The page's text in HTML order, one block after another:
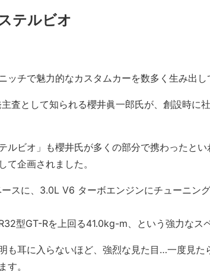
テルビオ
ッチで魅力的なカスタムカーを数多く生み出し
査として知られる櫻井眞一郎氏が、創設時に
ルビオ」も櫻井氏が多くの部分で携わったと
て企画されました。
スに、3.0L V6 ターボエンジンにチューニン
型GT-Rを上回る41.0kg-m、という強力なス
も耳に入らないほど、強烈な見た目…一度見た
す。